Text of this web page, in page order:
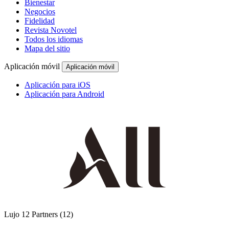
Bienestar
Negocios
Fidelidad
Revista Novotel
Todos los idiomas
Mapa del sitio
Aplicación móvil Aplicación móvil
Aplicación para iOS
Aplicación para Android
Lujo 12 Partners (12)